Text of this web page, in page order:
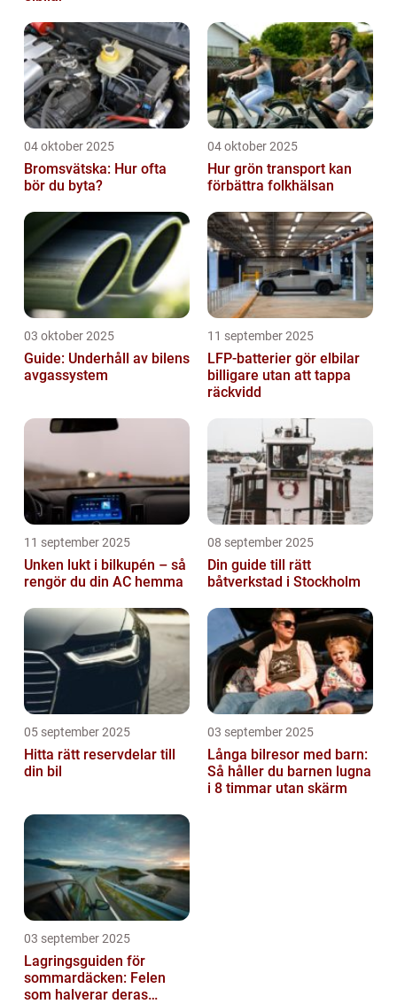
04 oktober 2025
Bromsvätska: Hur ofta
bör du byta?
04 oktober 2025
Hur grön transport kan
förbättra folkhälsan
03 oktober 2025
Guide: Underhåll av bilens
avgassystem
11 september 2025
LFP-batterier gör elbilar
billigare utan att tappa
räckvidd
11 september 2025
Unken lukt i bilkupén – så
rengör du din AC hemma
08 september 2025
Din guide till rätt
båtverkstad i Stockholm
05 september 2025
Hitta rätt reservdelar till
din bil
03 september 2025
Långa bilresor med barn:
Så håller du barnen lugna
i 8 timmar utan skärm
03 september 2025
Lagringsguiden för
sommardäcken: Felen
som halverar deras